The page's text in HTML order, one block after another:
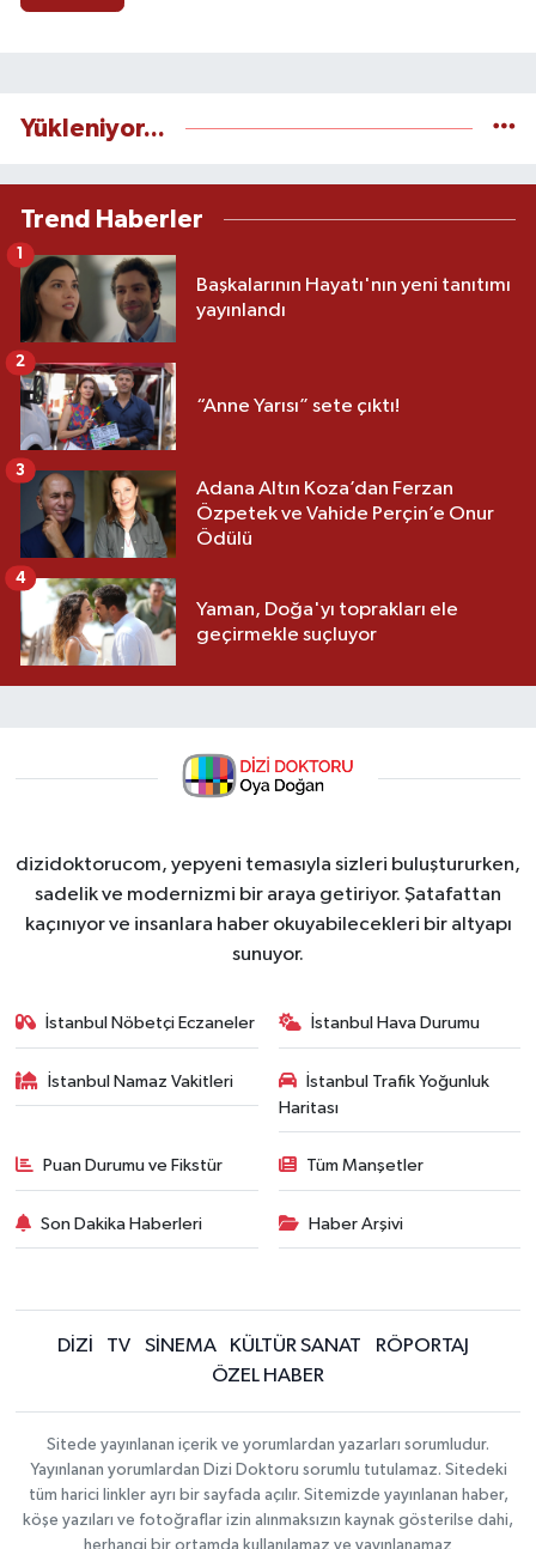
Yükleniyor...
Trend Haberler
Başkalarının Hayatı'nın yeni tanıtımı
yayınlandı
1
“Anne Yarısı” sete çıktı!
2
Adana Altın Koza’dan Ferzan
Özpetek ve Vahide Perçin’e Onur
Ödülü
3
Yaman, Doğa'yı toprakları ele
geçirmekle suçluyor
4
dizidoktorucom, yepyeni temasıyla sizleri buluştururken,
sadelik ve modernizmi bir araya getiriyor. Şatafattan
kaçınıyor ve insanlara haber okuyabilecekleri bir altyapı
sunuyor.
İstanbul Nöbetçi Eczaneler İstanbul Hava Durumu
İstanbul Namaz Vakitleri
İstanbul Trafik Yoğunluk
Haritası
Puan Durumu ve Fikstür Tüm Manşetler
Son Dakika Haberleri Haber Arşivi
DİZİ TV SİNEMA KÜLTÜR SANAT
RÖPORTAJ
ÖZEL HABER
Sitede yayınlanan içerik ve yorumlardan yazarları sorumludur.
Yayınlanan yorumlardan Dizi Doktoru sorumlu tutulamaz. Sitedeki
tüm harici linkler ayrı bir sayfada açılır. Sitemizde yayınlanan haber,
köşe yazıları ve fotoğraflar izin alınmaksızın kaynak gösterilse dahi,
herhangi bir ortamda kullanılamaz ve yayınlanamaz